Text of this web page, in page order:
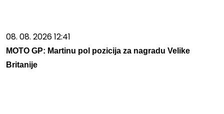
08. 08. 2026 12:41
MOTO GP: Martinu pol pozicija za nagradu Velike
Britanije